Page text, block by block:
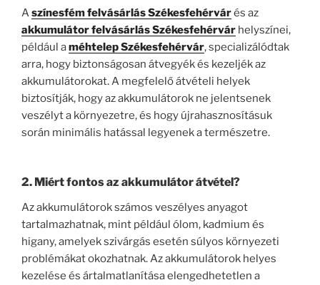
Aszínesfém felvásárlás Székesfehérvárés az
akkumulátor felvásárlás Székesfehérvár helyszínei,
például améhtelep Székesfehérvár, specializálódtak
arra, hogy biztonságosan átvegyék és kezeljék az
akkumulátorokat. A megfelelő átvételi helyek
biztosítják, hogy az akkumulátorok ne jelentsenek
veszélyt a környezetre, és hogy újrahasznosításuk
során minimális hatással legyenek a természetre.
2. Miért fontos az akkumulátor átvétel?
Az akkumulátorok számos veszélyes anyagot
tartalmazhatnak, mint például ólom, kadmium és
higany, amelyek szivárgás esetén súlyos környezeti
problémákat okozhatnak. Az akkumulátorok helyes
kezelése és ártalmatlanítása elengedhetetlen a